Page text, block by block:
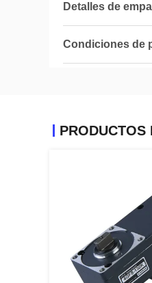
Detalles de
Condiciones de